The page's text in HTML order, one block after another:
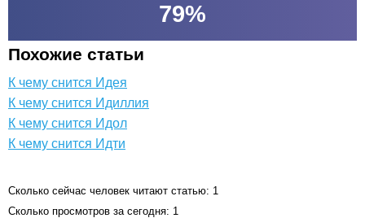
79%
Похожие статьи
К чему снится Идея
К чему снится Идиллия
К чему снится Идол
К чему снится Идти
Сколько сейчас человек читают статью: 1
Сколько просмотров за сегодня: 1